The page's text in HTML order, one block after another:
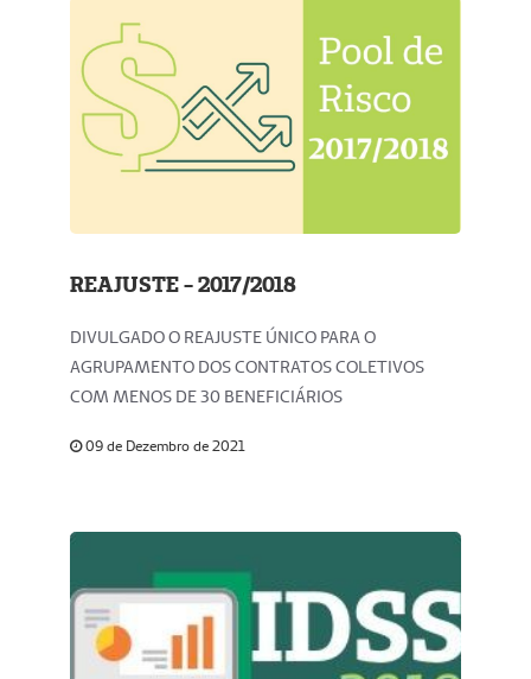
REAJUSTE - 2017/2018
DIVULGADO O REAJUSTE ÚNICO PARA O
AGRUPAMENTO DOS CONTRATOS COLETIVOS
COM MENOS DE 30 BENEFICIÁRIOS
09 de Dezembro de 2021